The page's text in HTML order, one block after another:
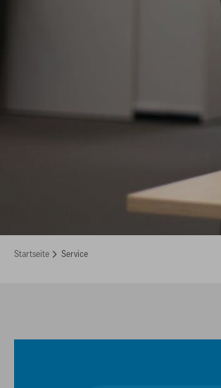
Startseite Service